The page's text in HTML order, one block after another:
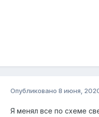
Опубликовано 8 июня,
Я менял все по схеме